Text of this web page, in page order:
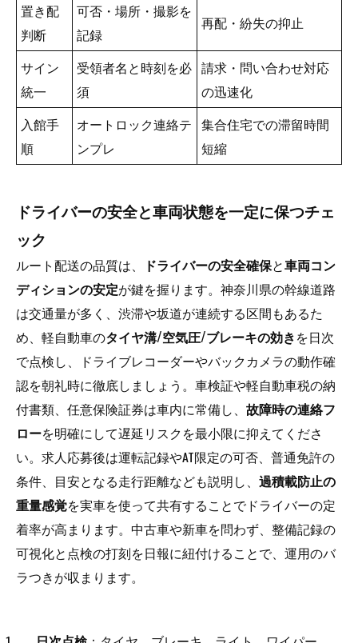
置き配
判断
可否・場所・撮影を
記録
再配・紛失の抑止
サイン
統一
受領者名と時刻を必
須
請求・問い合わせ対応
の迅速化
入館手
順
オートロック連絡テ
ンプレ
集合住宅での滞留時間
短縮
ドライバーの安全と車両状態を一定に保つチェ
ック
ルート配送の品質は、 ドライバーの安全確保と車両コン
ディションの安定が鍵を握ります。神奈川県の幹線道路
は交通量が多く、渋滞や坂道が連続する区間もあるた
め、軽自動車のタイヤ溝/空気圧/ブレーキの効きを日次
で点検し、ドライブレコーダーやバックカメラの動作確
認を朝礼時に徹底しましょう。車検証や軽自動車税の納
付書類、任意保険証券は車内に常備し、 故障時の連絡フ
ローを明確にして遅延リスクを最小限に抑えてくださ
い。求人応募後は運転記録やAT限定の可否、普通免許の
条件、目安となる走行距離なども説明し、 過積載防止の
重量感覚を実車を使って共有することでドライバーの定
着率が高まります。中古車や新車を問わず、整備記録の
可視化と点検の打刻を日報に紐付けることで、運用のバ
ラつきが収まります。